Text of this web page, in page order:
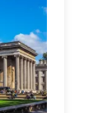
la orilla